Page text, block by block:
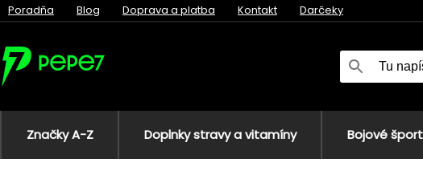
Poradňa Blog Doprava a platba Kontakt Darčeky
Značky A-Z Doplnky stravy a vitamíny Bojové